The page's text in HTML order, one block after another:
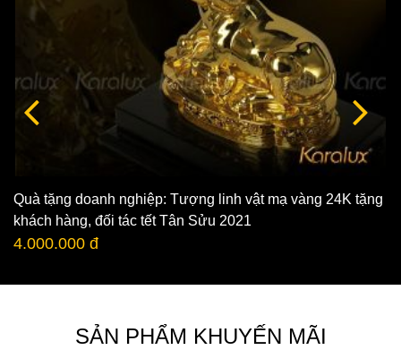
Quà tặng doanh nghiệp: Tượng linh vật mạ vàng 24K tặng
khách hàng, đối tác tết Tân Sửu 2021
4.000.000 đ
SẢN PHẨM KHUYẾN MÃI